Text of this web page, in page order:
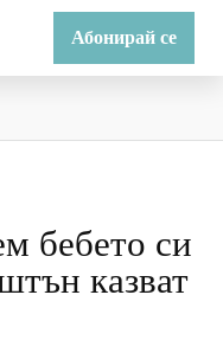
Абонирай се
бебето си
казват